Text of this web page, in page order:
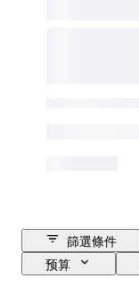
篩選條件
预算